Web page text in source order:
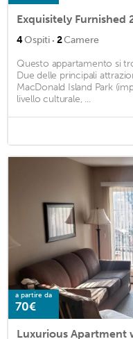
4Ospiti · 2Camere
Questo appartamento si
Due delle principali
MacDonald Island Park
livello culturale, ...
a partire da
70€